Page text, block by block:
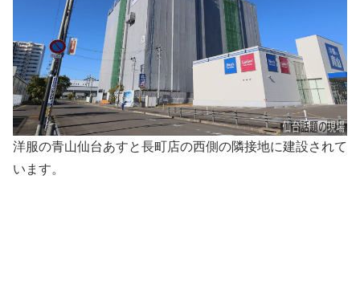
洋服の青山仙台あすと長町店の西側の隣接地に建設されて
います。